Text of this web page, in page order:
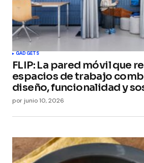
GADGETS
FLIP: La pared móvil que
espacios de trabajo
diseño, funcionalidad y
por junio 10, 2026